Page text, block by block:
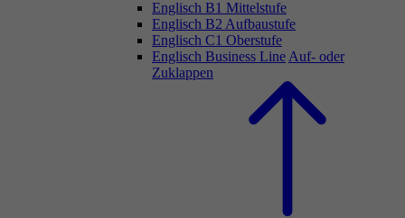
Englisch B1 Mittelstufe
Englisch B2 Aufbaustufe
Englisch C1 Oberstufe
Englisch Business Line Auf- oder
Zuklappen